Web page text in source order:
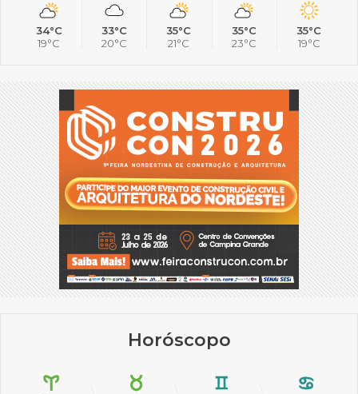
34°C
19°C
33°C
20°C
35°C
21°C
35°C
23°C
35°C
19°C
Horóscopo